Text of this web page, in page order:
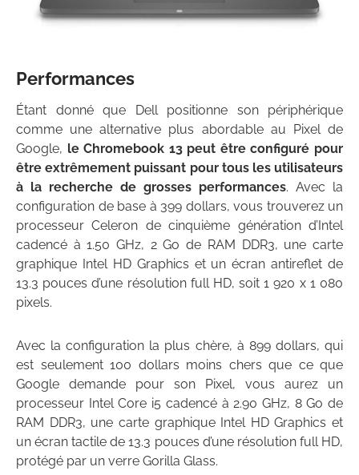
Performances
Étant donné que Dell positionne son périphérique
comme une alternative plus abordable au Pixel de
Google, le Chromebook 13 peut être configuré pour
être extrêmement puissant pour tous les utilisateurs
à la recherche de grosses performances. Avec la
configuration de base à 399 dollars, vous trouverez un
processeur Celeron de cinquième génération d’Intel
cadencé à 1.50 GHz, 2 Go de RAM DDR3, une carte
graphique Intel HD Graphics et un écran antireflet de
13.3 pouces d’une résolution full HD, soit 1 920 x 1 080
pixels.
Avec la configuration la plus chère, à 899 dollars, qui
est seulement 100 dollars moins chers que ce que
Google demande pour son Pixel, vous aurez un
processeur Intel Core i5 cadencé à 2.90 GHz, 8 Go de
RAM DDR3, une carte graphique Intel HD Graphics et
un écran tactile de 13.3 pouces d’une résolution full HD,
protégé par un verre Gorilla Glass.